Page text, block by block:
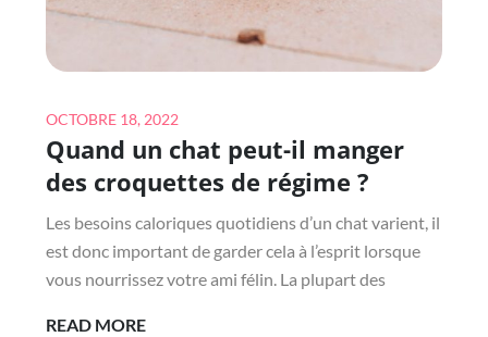
Posted
on
OCTOBRE 18, 2022
Quand un chat peut-il manger
des croquettes de régime ?
Les besoins caloriques quotidiens d’un chat varient, il
est donc important de garder cela à l’esprit lorsque
vous nourrissez votre ami félin. La plupart des
READ MOREQUAND